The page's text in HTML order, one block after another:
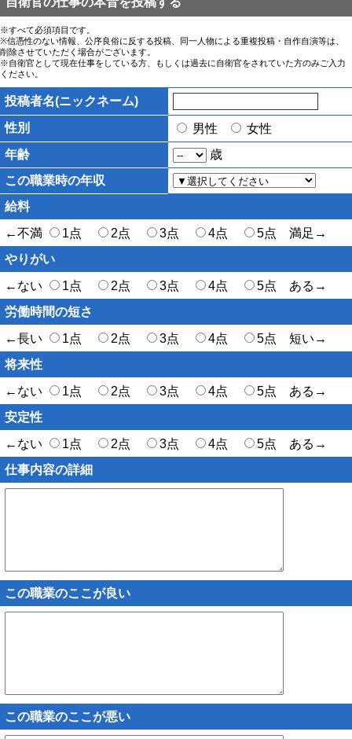
※すべて必須項目です。
※信憑性のない情報、公序良俗に反する投稿、同一人物による重複投稿・自作自演等は、
削除させていただく場合がございます。
※自衛官として現在仕事をしている方、もしくは過去に自衛官をされていた方のみご入力
ください。
投稿者名(ニックネーム)
性別
男性
女性
年齢
歳
この職業時の年収
給料
←不満
1点 2点 3点 4点
5点 満足→
やりがい
←ない
1点 2点 3点 4点
5点 ある→
労働時間の短さ
←長い
1点 2点 3点 4点
5点 短い→
将来性
←ない
1点 2点 3点 4点
5点 ある→
安定性
←ない
1点 2点 3点 4点
5点 ある→
仕事内容の詳細
この職業のここが良い
この職業のここが悪い